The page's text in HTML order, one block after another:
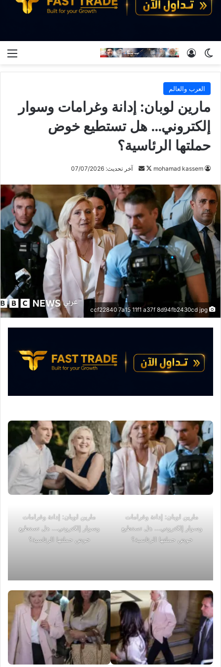
الوضع المظلم
تسجيل الدخول
العرب والعالم
مارين لوبان: إدانة وغرامات وسوار
إلكتروني… هل تستطيع خوض
حملتها الرئاسية؟
mohamad kassem
تابعأرسل
إلكترونيا
آخر تحديث: 07/07/2026
مارين لوبان: إدانة وغرامات
وسوار إلكتروني... هل تستطيع
خوض حملتها الرئاسية؟
مارين لوبان: إدانة وغرامات
وسوار إلكتروني... هل تستطيع
خوض حملتها الرئاسية؟